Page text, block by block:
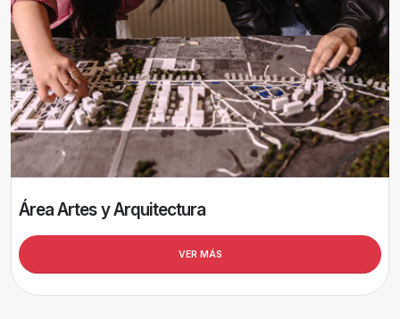
Área Artes y Arquitectura
VER MÁS